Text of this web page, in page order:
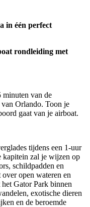
in één perfect
rondleiding met
minuten van de
Orlando. Toon je
gaat van je airboat.
tijdens een 1-uur
kapitein zal je wijzen op
schildpadden en
open wateren en
Gator Park binnen
exotische dieren
en de beroemde